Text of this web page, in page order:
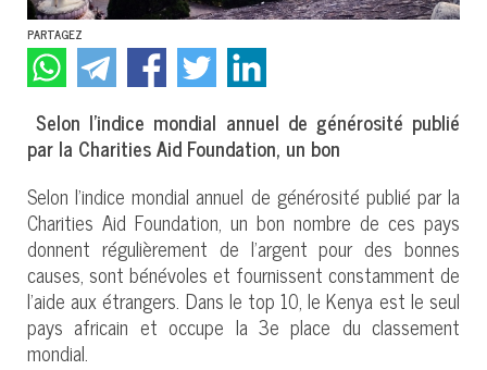
PARTAGEZ
Selon l’indice mondial annuel de générosité publié
par la Charities Aid Foundation, un bon
Selon l’indice mondial annuel de générosité publié par la
Charities Aid Foundation, un bon nombre de ces pays
donnent régulièrement de l’argent pour des bonnes
causes, sont bénévoles et fournissent constamment de
l’aide aux étrangers. Dans le top 10, le Kenya est le seul
pays africain et occupe la 3e place du classement
mondial.